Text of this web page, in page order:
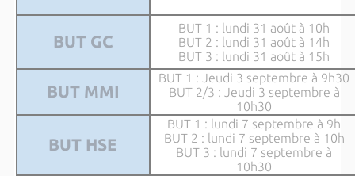
BUT GC
BUT 1 : lundi 31 août à 10h
BUT 2 : lundi 31 août à 14h
BUT 3 : lundi 31 août à 15h
BUT MMI
BUT 1 : Jeudi 3 septembre à 9h30
BUT 2/3 : Jeudi 3 septembre à
10h30
BUT HSE
BUT 1 : lundi 7 septembre à 9h
BUT 2 : lundi 7 septembre à 10h
BUT 3 : lundi 7 septembre à
10h30